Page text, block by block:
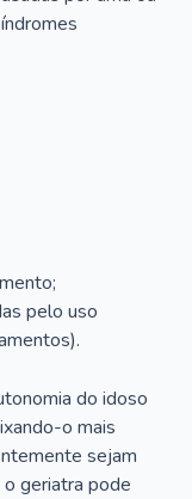
pelo uso
do idoso
o mais
sejam
geriatra pode